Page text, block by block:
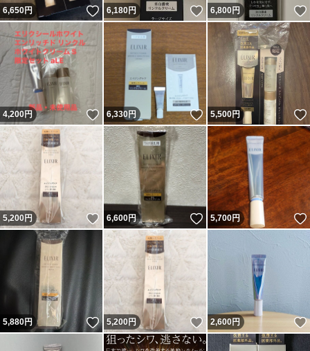
6,650円 いいね！
6,180円 いいね！
6,800円
4,200円 いいね！
6,330円 いいね！
5,500円
5,200円 いいね！
6,600円 いいね！
5,700円
5,880円 いいね！
5,200円 いいね！
2,600円